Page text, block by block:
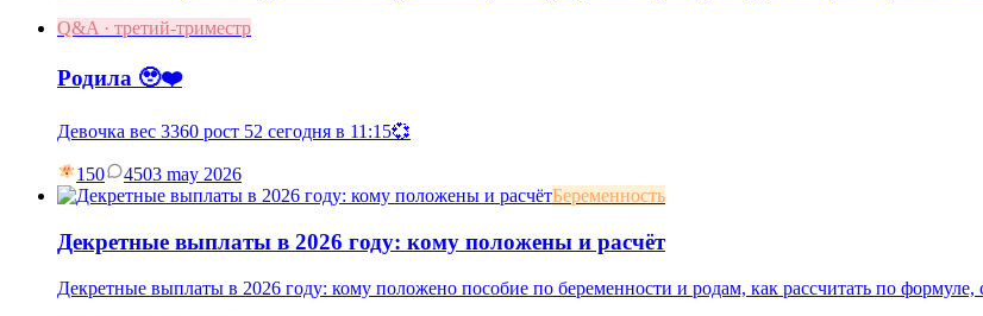
Q&A · третий-триместр
Родила 🥹❤️
Девочка вес 3360 рост 52 сегодня в 11:15💞
150 4503 may 2026
Беременность
Декретные выплаты в 2026 году: кому положены и расчёт
Декретные выплаты в 2026 году: кому положено пособие по беременности и родам, как рассчитать по формуле,